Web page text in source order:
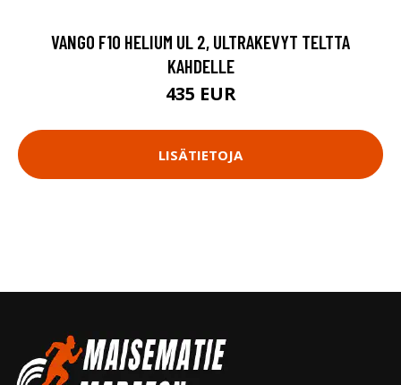
VANGO F10 HELIUM UL 2, ULTRAKEVYT TELTTA
KAHDELLE
435 EUR
LISÄTIETOJA